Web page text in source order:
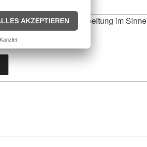
der Daten zur Verarbeitung im Sinne